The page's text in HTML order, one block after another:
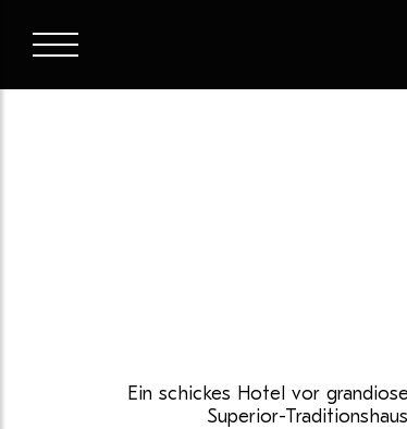
Ein schickes Hotel vor
Superior-